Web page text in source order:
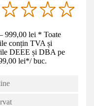
999,00 lei * Toate
conțin TVA și
DEEE și DBA pe
lei*/ buc.